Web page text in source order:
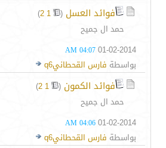
فوائد العسل (
1
2
)
حمد ال جميح
01-02-2014
04:07 AM
بواسطة فارس القحطانيq6
فوائد الكمون (
1
2
)
حمد ال جميح
01-02-2014
04:06 AM
بواسطة فارس القحطانيq6